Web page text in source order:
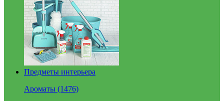
Предметы интерьера
Ароматы (1476)